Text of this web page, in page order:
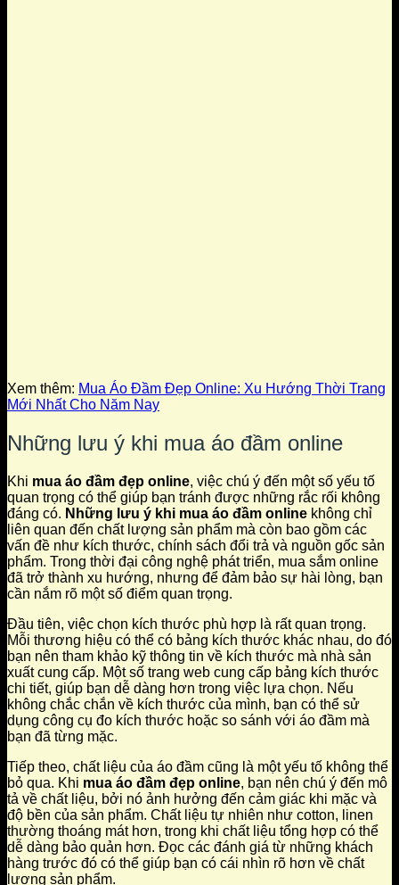
Xem thêm: Mua Áo Đầm Đẹp Online: Xu Hướng Thời Trang
Mới Nhất Cho Năm Nay
Những lưu ý khi mua áo đầm online
Khi mua áo đầm đẹp online, việc chú ý đến một số yếu tố
quan trọng có thể giúp bạn tránh được những rắc rối không
đáng có. Những lưu ý khi mua áo đầm online không chỉ
liên quan đến chất lượng sản phẩm mà còn bao gồm các
vấn đề như kích thước, chính sách đổi trả và nguồn gốc sản
phẩm. Trong thời đại công nghệ phát triển, mua sắm online
đã trở thành xu hướng, nhưng để đảm bảo sự hài lòng, bạn
cần nắm rõ một số điểm quan trọng.
Đầu tiên, việc chọn kích thước phù hợp là rất quan trọng.
Mỗi thương hiệu có thể có bảng kích thước khác nhau, do đó
bạn nên tham khảo kỹ thông tin về kích thước mà nhà sản
xuất cung cấp. Một số trang web cung cấp bảng kích thước
chi tiết, giúp bạn dễ dàng hơn trong việc lựa chọn. Nếu
không chắc chắn về kích thước của mình, bạn có thể sử
dụng công cụ đo kích thước hoặc so sánh với áo đầm mà
bạn đã từng mặc.
Tiếp theo, chất liệu của áo đầm cũng là một yếu tố không thể
bỏ qua. Khi mua áo đầm đẹp online, bạn nên chú ý đến mô
tả về chất liệu, bởi nó ảnh hưởng đến cảm giác khi mặc và
độ bền của sản phẩm. Chất liệu tự nhiên như cotton, linen
thường thoáng mát hơn, trong khi chất liệu tổng hợp có thể
dễ dàng bảo quản hơn. Đọc các đánh giá từ những khách
hàng trước đó có thể giúp bạn có cái nhìn rõ hơn về chất
lượng sản phẩm.